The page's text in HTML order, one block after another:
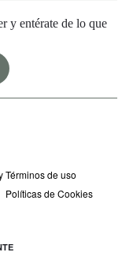
y entérate de lo que
Términos de uso
Políticas de Cookies